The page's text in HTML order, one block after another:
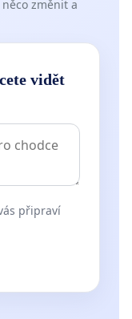
změnit a
vidět
připraví